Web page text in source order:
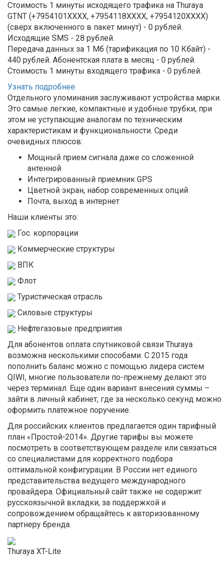
Стоимость 1 минуты исходящего трафика на Thuraya
GTNT (+7954101XXXX, +7954118ХХХХ, +7954120ХХХХ)
(сверх включенного в пакет минут) - 0 рублей.
Исходящие SMS - 28 рублей.
Передача данных за 1 Мб (тарификация по 10 Кбайт) -
440 рублей. Абонентская плата в месяц - 0 рублей.
Стоимость 1 минуты входящего трафика - 0 рублей.
Узнать подробнее
Отдельного упоминания заслуживают устройства марки.
Это самые легкие, компактные и удобные трубки, при
этом не уступающие аналогам по техническим
характеристикам и функциональности. Среди
очевидных плюсов:
Мощный прием сигнала даже со сложенной
антенной
Интегрированный приемник GPS
Цветной экран, набор современных опций
Почта, выход в интернет
Наши клиенты это:
Гос. корпорации
Коммерческие структуры
ВПК
Флот
Туристическая отрасль
Силовые структуры
Нефтегазовые предприятия
Для абонентов оплата спутниковой связи Thuraya
возможна несколькими способами. С 2015 года
пополнить баланс можно с помощью лидера систем
QIWI, многие пользователи по-прежнему делают это
через терминал. Еще один вариант внесения суммы –
зайти в личный кабинет, где за несколько секунд можно
оформить платежное поручение.
Для российских клиентов предлагается один тарифный
план «Простой-2014». Другие тарифы вы можете
посмотреть в соответствующем разделе или связаться
со специалистами для корректного подбора
оптимальной конфигурации. В России нет единого
представительства ведущего международного
провайдера. Официальный сайт также не содержит
русскоязычной вкладки, за поддержкой и
сопровождением обращайтесь к авторизованному
партнеру бренда.
Thuraya XT-Lite